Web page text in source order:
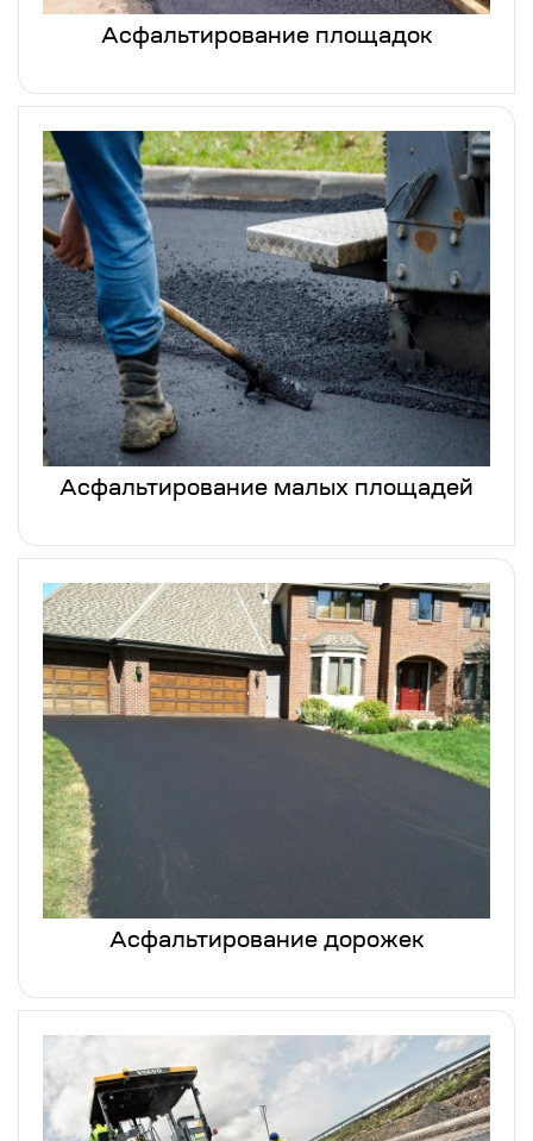
Асфальтирование площадок
Асфальтирование малых площадей
Асфальтирование дорожек